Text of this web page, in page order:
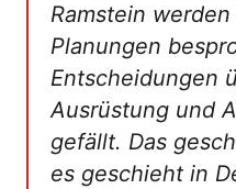
Ramstein
Planungen
Entscheidungen
Ausrüstung und
gefällt. Das
es geschieht in